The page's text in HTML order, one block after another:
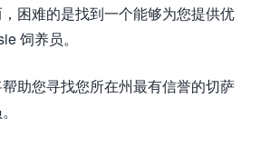
困难的是找到一个能够为您提供优
饲养员。
助您寻找您所在州最有信誉的切萨